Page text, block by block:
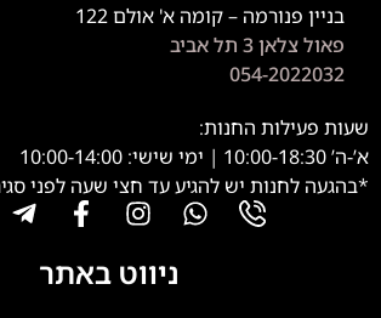
בניין פנורמה – קומה א' אולם 122
פאול צלאן 3 תל אביב
054-2022032
שעות פעילות החנות:
א’-ה’ 10:00-18:30 | ימי שישי: 10:00-14:00
*בהגעה לחנות יש להגיע עד חצי שעה לפני
ניווט באתר